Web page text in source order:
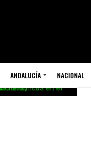
ANDALUCÍA NACIONAL